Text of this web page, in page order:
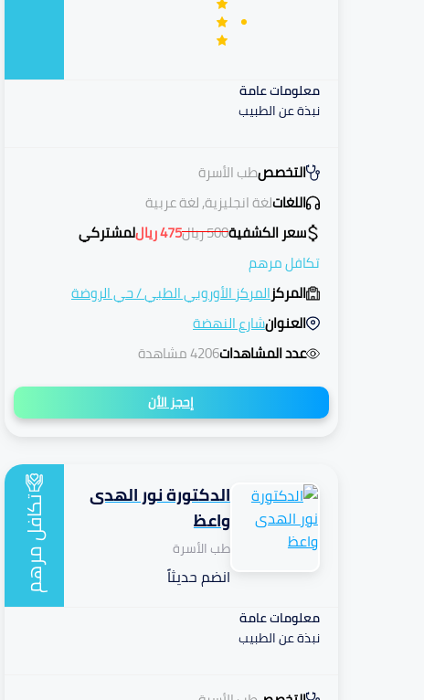
معلومات عامة
نبذة عن الطبيب
التخصصطب الأسرة
اللغاتلغة انجليزية, لغة عربية
سعر الكشفية500ريال475رياللمشتركي
تكافل مرهم
المركزالمركز الأوروبي الطبي/حي الروضة
العنوانشارع النهضة
عدد المشاهدات4206 مشاهدة
إحجز الأن
الدكتورة نور الهدى
واعظ
طب الأسرة
انضم حديثاً
تكافل
مرهم
معلومات عامة
نبذة عن الطبيب